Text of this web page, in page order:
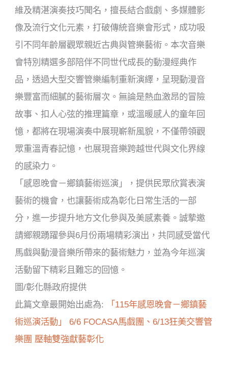
維及精湛演奏技巧聞名，擅長結合戲劇、多媒體影
像及流行文化元素，打破傳統音樂會形式，成功吸
引不同年齡層觀眾親近古典與管樂藝術。本次音樂
會特別精選多部陪伴不同世代成長的動漫經典作
品，透過大型交響管樂編制重新演繹，呈現動漫音
樂豐富而細膩的藝術層次。無論是熱血激昂的冒險
故事、扣人心弦的推理篇章，或溫暖感人的童年回
憶，都將在現場演奏中展現嶄新風貌，不僅帶領觀
眾重溫青春記憶，也展現音樂跨越世代與文化界線
的感染力。
「感恩晚會－鄉鎮藝術巡演」，提供民眾欣賞表演
藝術的機會，也讓藝術成為彰化日常生活的一部
分，進一步提升地方文化參與及美感素養。誠摯邀
請鄉親踴躍參與6月份兩場精彩演出，共同感受當代
馬戲與動漫音樂所帶來的藝術魅力，並為今年巡演
活動留下精彩且難忘的回憶。
圖/彰化縣政府提供
此篇文章最開始出處為:
「115年感恩晚會－鄉鎮藝
術巡演活動」 6/6 FOCASA馬戲團、6/13狂美交響管
樂團 壓軸雙強獻藝彰化